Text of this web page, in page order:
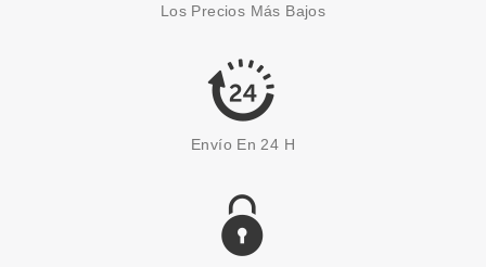
Los Precios Más Bajos
Envío En 24 H